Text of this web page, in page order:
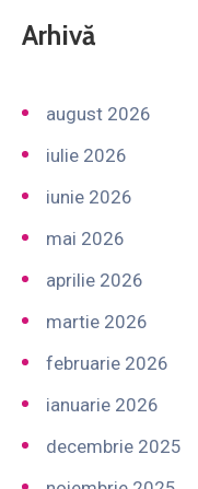
Arhivă
august 2026
iulie 2026
iunie 2026
mai 2026
aprilie 2026
martie 2026
februarie 2026
ianuarie 2026
decembrie 2025